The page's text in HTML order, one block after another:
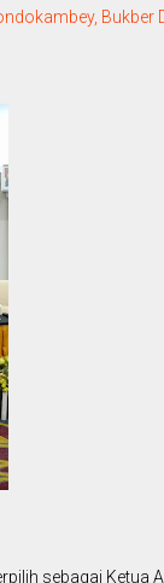
Bukber
sebagai Ketua